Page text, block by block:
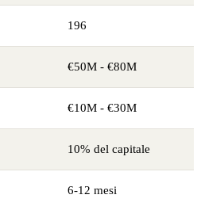
196
€50M - €80M
€10M - €30M
10% del capitale
6-12 mesi